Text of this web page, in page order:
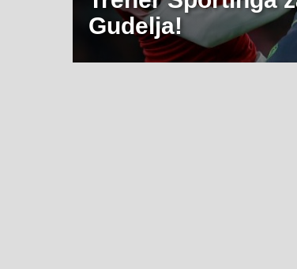
Gudelja!